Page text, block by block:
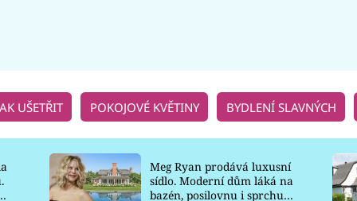
UŠETŘIT POKOJOVÉ KVĚTINY BYDLENÍ SLAVNÝCH
Meg Ryan prodává luxusní
sídlo. Moderní dům láká na
bazén, posilovnu i sprchu